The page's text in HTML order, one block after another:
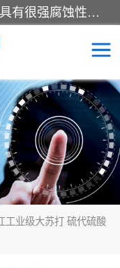
氢氧化钠化学式为NaOH，为一种具有很强腐蚀性的强碱，一般为片状或颗粒形态，易溶于水(溶于水时放热)并形成碱性溶液，另有潮解性，易吸取空气中的水蒸气(潮解)和(变质)。NaOH是化学实验室其中一种必备的化学品，亦为常见的化工品之一。纯品是无色透明的晶体。密度2.130g/cm3。熔点318.4℃。沸点1390℃。工业品含有少量的氯化和碳酸，是白色不透明的晶体。
工业级大苏打 硫代硫酸
钠
酸钠
钠
二氢二钠